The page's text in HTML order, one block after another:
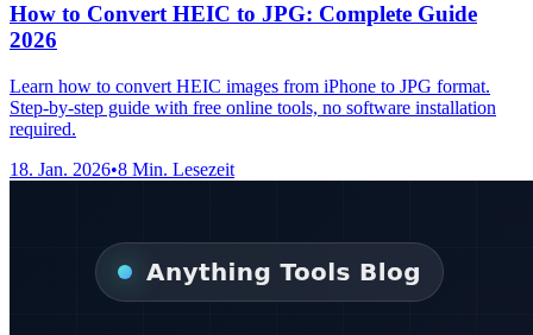
How to Convert HEIC to JPG: Complete Guide
2026
Learn how to convert HEIC images from iPhone to JPG format.
Step-by-step guide with free online tools, no software installation
required.
18. Jan. 2026•8 Min. Lesezeit